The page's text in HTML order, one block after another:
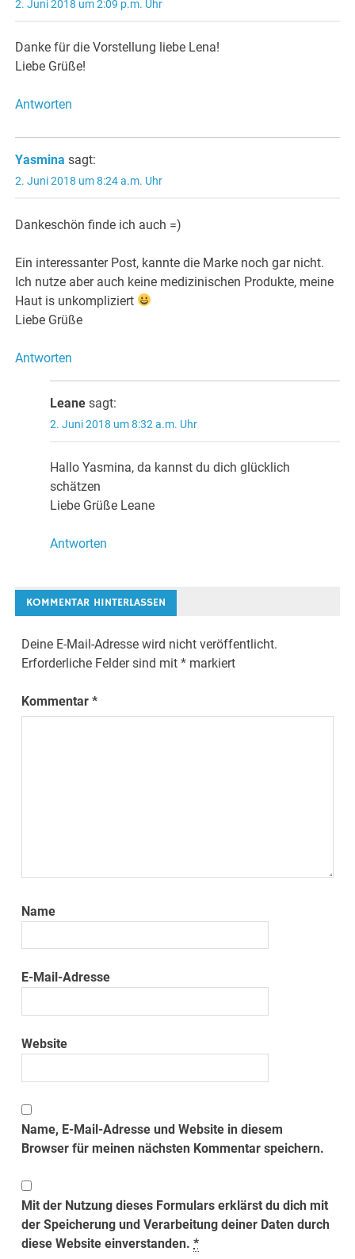
2. Juni 2018 um 2:09 p.m. Uhr
Danke für die Vorstellung liebe Lena!
Liebe Grüße!
Antworten
Yasmina sagt:
2. Juni 2018 um 8:24 a.m. Uhr
Dankeschön finde ich auch =)
Ein interessanter Post, kannte die Marke noch gar nicht.
Ich nutze aber auch keine medizinischen Produkte, meine
Haut is unkompliziert
Liebe Grüße
Antworten
Leane sagt:
2. Juni 2018 um 8:32 a.m. Uhr
Hallo Yasmina, da kannst du dich glücklich
schätzen
Liebe Grüße Leane
Antworten
KOMMENTAR HINTERLASSEN
Deine E-Mail-Adresse wird nicht veröffentlicht.
Erforderliche Felder sind mit* markiert
Kommentar*
Name
E-Mail-Adresse
Website
Name, E-Mail-Adresse und Website in diesem
Browser für meinen nächsten Kommentar speichern.
Mit der Nutzung dieses Formulars erklärst du dich mit
der Speicherung und Verarbeitung deiner Daten durch
diese Website einverstanden.*